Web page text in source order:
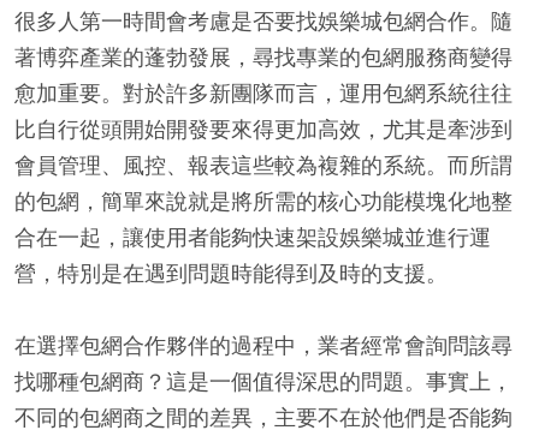
很多人第一時間會考慮是否要找娛樂城包網合作。隨
著博弈產業的蓬勃發展，尋找專業的包網服務商變得
愈加重要。對於許多新團隊而言，運用包網系統往往
比自行從頭開始開發要來得更加高效，尤其是牽涉到
會員管理、風控、報表這些較為複雜的系統。而所謂
的包網，簡單來說就是將所需的核心功能模塊化地整
合在一起，讓使用者能夠快速架設娛樂城並進行運
營，特別是在遇到問題時能得到及時的支援。
在選擇包網合作夥伴的過程中，業者經常會詢問該尋
找哪種包網商？這是一個值得深思的問題。事實上，
不同的包網商之間的差異，主要不在於他們是否能夠